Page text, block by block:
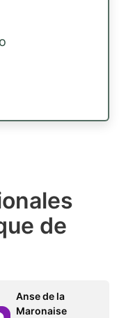
de
Anse de la
Maronaise